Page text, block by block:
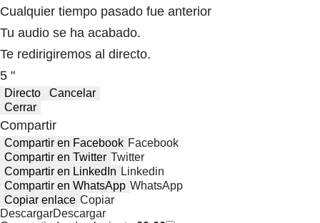
Cualquier tiempo pasado fue anterior
Tu audio se ha acabado.
Te redirigiremos al directo.
5 "
Directo
Cancelar
Cerrar
Compartir
Compartir en Facebook Facebook
Compartir en Twitter Twitter
Compartir en LinkedIn Linkedin
Compartir en WhatsApp WhatsApp
Copiar enlace Copiar
DescargarDescargar